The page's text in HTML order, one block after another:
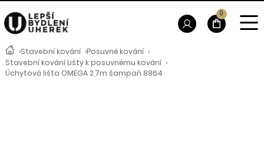
›Stavební kování ›Posuvné kování ›
Stavební kování Lišty k posuvnému kování ›
Úchytová lišta OMEGA 2,7m šampaň 8864
0